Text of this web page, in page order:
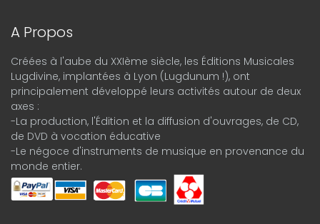
A Propos
Créées à l'aube du XXIème siècle, les Éditions Musicales
Lugdivine, implantées à Lyon (Lugdunum !), ont
principalement développé leurs activités autour de deux
axes :
-La production, l'Édition et la diffusion d'ouvrages, de CD,
de DVD à vocation éducative
-Le négoce d'instruments de musique en provenance du
monde entier.